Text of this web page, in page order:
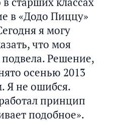
в «Додо Пиццу»
я могу
что моя
Решение,
осенью 2013
Я не ошибся.
принцип
подобное».